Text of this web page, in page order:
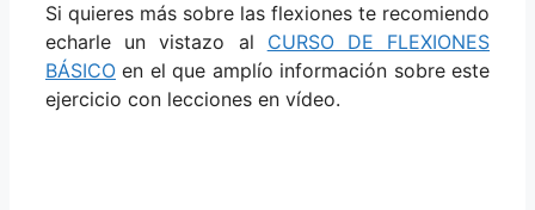
Si quieres más sobre las flexiones te recomiendo
echarle un vistazo al CURSO DE FLEXIONES
BÁSICO en el que amplío información sobre este
ejercicio con lecciones en vídeo.